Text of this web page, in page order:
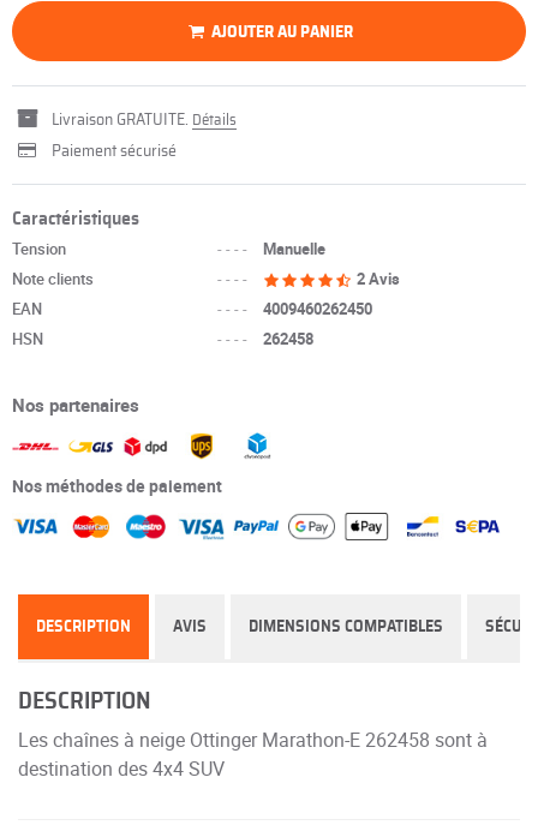
AJOUTER AU PANIER
Livraison GRATUITE. Détails
Paiement sécurisé
Caractéristiques
Tension ----
Manuelle
Note clients
----
2 Avis
EAN
----
4009460262450
HSN
---- 262458
Nos partenaires
Nos méthodes de paiement
DESCRIPTION AVIS DIMENSIONS COMPATIBLES
DESCRIPTION
Les chaînes à neige Ottinger Marathon-E 262458 sont à
destination des 4x4 SUV